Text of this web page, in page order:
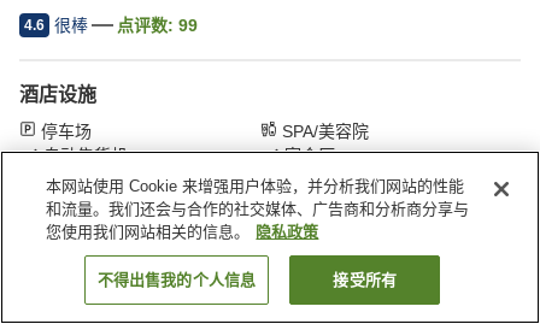
4.6 很棒 点评数: 99
酒店设施
停车场
SPA/美容院
自动售货机
宴会厅
首页 日本 长野县 大町 大町温泉乡 织花旅馆
搜索客房
本网站使用 Cookie 来增强用户体验，并分析我们网站的性能
和流量。我们还会与合作的社交媒体、广告商和分析商分享与
您使用我们网站相关的信息。
隐私政策
不得出售我的个人信息 接受所有